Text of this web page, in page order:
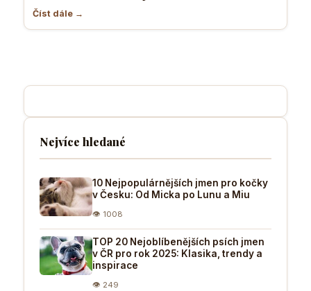
Číst dále →
Nejvíce hledané
10 Nejpopulárnějších jmen pro kočky
v Česku: Od Micka po Lunu a Miu
👁 1008
TOP 20 Nejoblíbenějších psích jmen
v ČR pro rok 2025: Klasika, trendy a
inspirace
👁 249